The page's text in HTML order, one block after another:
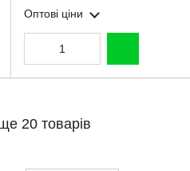
камери)
Оптові ціни
20 товарів